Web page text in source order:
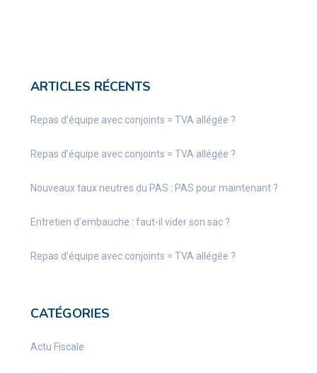
ARTICLES RÉCENTS
Repas d’équipe avec conjoints = TVA allégée ?
Repas d’équipe avec conjoints = TVA allégée ?
Nouveaux taux neutres du PAS : PAS pour maintenant ?
Entretien d’embauche : faut-il vider son sac ?
Repas d’équipe avec conjoints = TVA allégée ?
CATÉGORIES
Actu Fiscale